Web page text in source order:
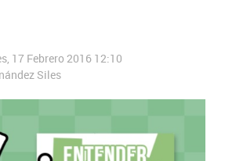
17 Febrero 2016 12:10
Siles